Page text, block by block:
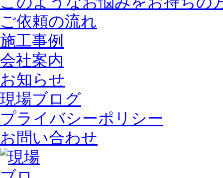
ご依頼の流れ
施工事例
会社案内
お知らせ
現場ブログ
プライバシーポリシー
お問い合わせ